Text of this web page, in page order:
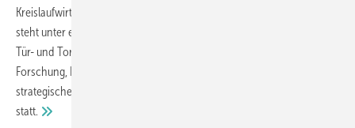
Kreislaufwirtschaft und die neue BauPVO – die Tür- und Torbranche
steht unter erheblichem Veränderungsdruck. Auf den Rosenheimer
Tür- und Tortagen am 10. und 11. Juni 2026 lieferten Referenten aus
Forschung, Normung und Praxis konkrete Einordnungen und
strategische Impulse. Erstmals fand der Branchentreff in Münster
statt.